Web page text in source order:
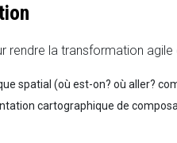
rendre la transformation
spatial (où est-on? où aller?
cartographique de